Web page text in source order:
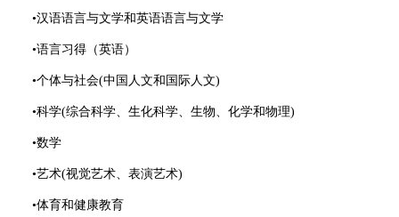
•汉语语言与文学和英语语言与文学
•语言习得（英语）
•个体与社会(中国人文和国际人文)
•科学(综合科学、生化科学、生物、化学和物理)
•数学
•艺术(视觉艺术、表演艺术)
•体育和健康教育